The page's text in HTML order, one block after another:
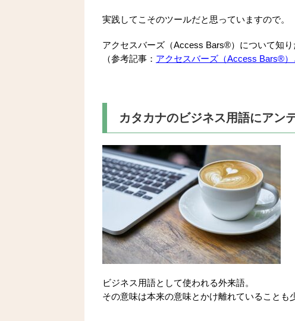
実践してこそのツールだと思っていますので。
アクセスバーズ（Access Bars®）について知り
（参考記事： アクセスバーズ（Access Bars®）
カタカナのビジネス用語にアン
ビジネス用語として使われる外来語。
その意味は本来の意味とかけ離れていることも